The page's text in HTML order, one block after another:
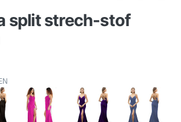
split strech-stof